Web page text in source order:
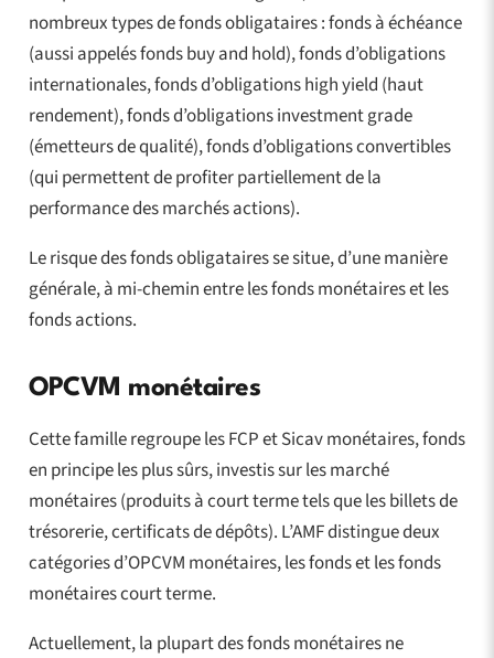
nombreux types de fonds obligataires : fonds à échéance
(aussi appelés fonds buy and hold), fonds d’obligations
internationales, fonds d’obligations high yield (haut
rendement), fonds d’obligations investment grade
(émetteurs de qualité), fonds d’obligations convertibles
(qui permettent de profiter partiellement de la
performance des marchés actions).
Le risque des fonds obligataires se situe, d’une manière
générale, à mi-chemin entre les fonds monétaires et les
fonds actions.
OPCVM monétaires
Cette famille regroupe les FCP et Sicav monétaires, fonds
en principe les plus sûrs, investis sur les marché
monétaires (produits à court terme tels que les billets de
trésorerie, certificats de dépôts). L’AMF distingue deux
catégories d’OPCVM monétaires, les fonds et les fonds
monétaires court terme.
Actuellement, la plupart des fonds monétaires ne